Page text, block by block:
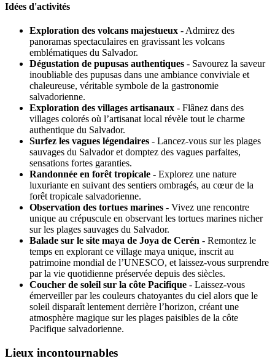
Idées d'activités
Exploration des volcans majestueux - Admirez des
panoramas spectaculaires en gravissant les volcans
emblématiques du Salvador.
Dégustation de pupusas authentiques - Savourez la saveur
inoubliable des pupusas dans une ambiance conviviale et
chaleureuse, véritable symbole de la gastronomie
salvadorienne.
Exploration des villages artisanaux - Flânez dans des
villages colorés où l’artisanat local révèle tout le charme
authentique du Salvador.
Surfez les vagues légendaires - Lancez-vous sur les plages
sauvages du Salvador et domptez des vagues parfaites,
sensations fortes garanties.
Randonnée en forêt tropicale - Explorez une nature
luxuriante en suivant des sentiers ombragés, au cœur de la
forêt tropicale salvadorienne.
Observation des tortues marines - Vivez une rencontre
unique au crépuscule en observant les tortues marines nicher
sur les plages sauvages du Salvador.
Balade sur le site maya de Joya de Cerén - Remontez le
temps en explorant ce village maya unique, inscrit au
patrimoine mondial de l’UNESCO, et laissez-vous surprendre
par la vie quotidienne préservée depuis des siècles.
Coucher de soleil sur la côte Pacifique - Laissez-vous
émerveiller par les couleurs chatoyantes du ciel alors que le
soleil disparaît lentement derrière l’horizon, créant une
atmosphère magique sur les plages paisibles de la côte
Pacifique salvadorienne.
Lieux incontournables